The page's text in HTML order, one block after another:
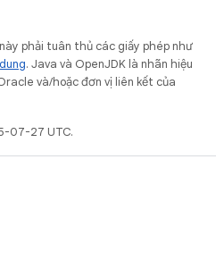
phải tuân thủ các giấy phép như
. Java và OpenJDK là nhãn hiệu
và/hoặc đơn vị liên kết của
07-27 UTC.